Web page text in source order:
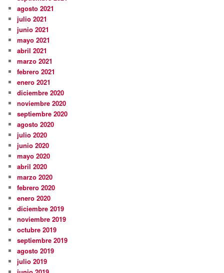
agosto 2021
julio 2021
junio 2021
mayo 2021
abril 2021
marzo 2021
febrero 2021
enero 2021
diciembre 2020
noviembre 2020
septiembre 2020
agosto 2020
julio 2020
junio 2020
mayo 2020
abril 2020
marzo 2020
febrero 2020
enero 2020
diciembre 2019
noviembre 2019
octubre 2019
septiembre 2019
agosto 2019
julio 2019